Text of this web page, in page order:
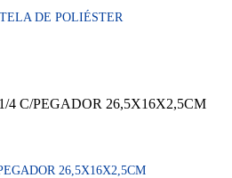
DE POLIÉSTER
26,5X16X2,5CM